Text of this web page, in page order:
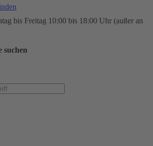
bis Freitag 10:00 bis 18:00 Uhr (außer an
suchen